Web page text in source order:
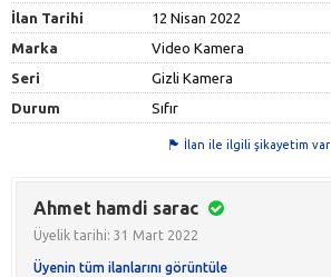
İlan Tarihi
12 Nisan 2022
Marka
Video Kamera
Seri
Gizli Kamera
Durum
Sıfır
İlan ile ilgili şikayetim var
Ahmet hamdi sarac
Üyelik tarihi: 31 Mart 2022
Üyenin tüm ilanlarını görüntüle